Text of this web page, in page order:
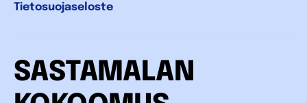
Tietosuojaseloste
SASTAMALAN